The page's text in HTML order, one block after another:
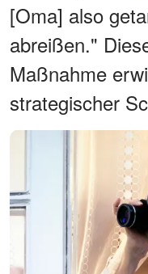
[Oma] also
abreißen."
Maßnahme
strategischer